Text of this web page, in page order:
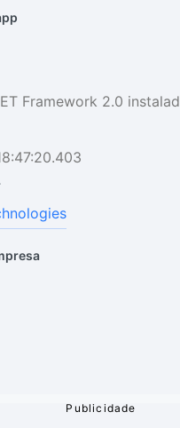
Framework 2.0